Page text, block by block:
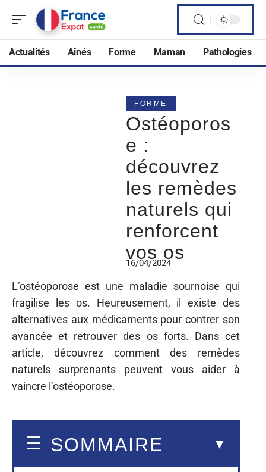
Actualités Aînés Forme Maman Pathologies
FORME
Ostéoporos
e :
découvrez
les remèdes
naturels qui
renforcent
vos os
16/04/2024
L’ostéoporose est une maladie sournoise qui
fragilise les os. Heureusement, il existe des
alternatives aux médicaments pour contrer son
avancée et retrouver des os forts. Dans cet
article, découvrez comment des remèdes
naturels surprenants peuvent vous aider à
vaincre l’ostéoporose.
SOMMAIRE